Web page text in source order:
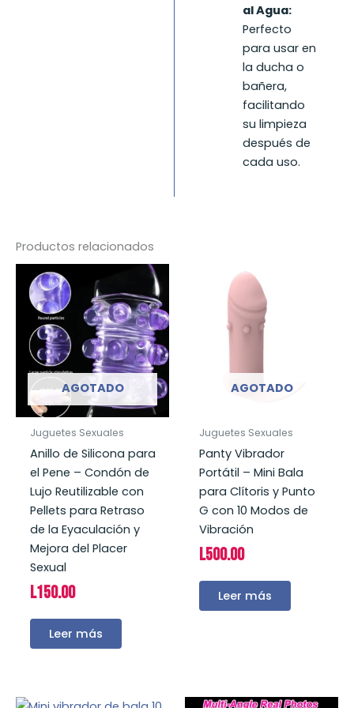
al Agua:
Perfecto
para usar en
la ducha o
bañera,
facilitando
su limpieza
después de
cada uso.
Productos relacionados
AGOTADO
Juguetes Sexuales
Anillo de Silicona para
el Pene – Condón de
Lujo Reutilizable con
Pellets para Retraso
de la Eyaculación y
Mejora del Placer
Sexual
L150.00
Leer más
AGOTADO
Juguetes Sexuales
Panty Vibrador
Portátil – Mini Bala
para Clítoris y Punto
G con 10 Modos de
Vibración
L500.00
Leer más